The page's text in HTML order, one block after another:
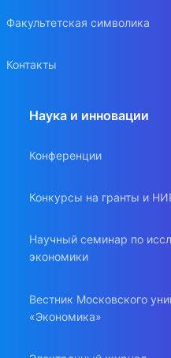
Факультетская символика
Контакты
Наука и инновации
Конференции
Конкурсы на гранты и
Научный семинар по
экономики
Вестник Московского
«Экономика»